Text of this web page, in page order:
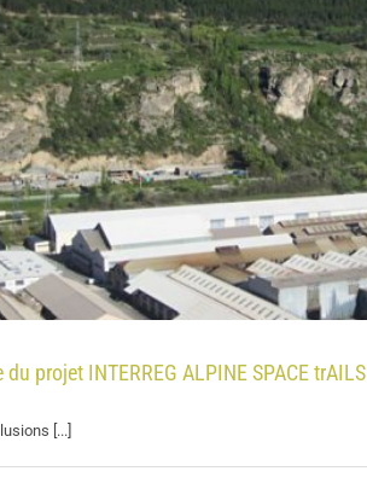
projet INTERREG ALPINE SPACE trAILS
[...]